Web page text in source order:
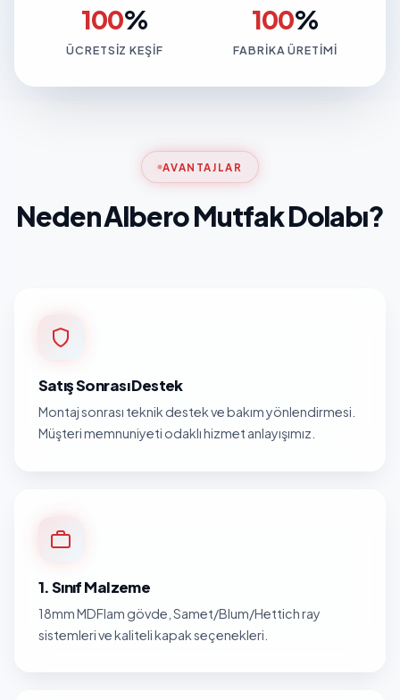
100%
ÜCRETSIZ KEŞIF
100%
FABRIKA ÜRETIMI
AVANTAJLAR
Neden Albero Mutfak Dolabı?
Satış Sonrası Destek
Montaj sonrası teknik destek ve bakım yönlendirmesi.
Müşteri memnuniyeti odaklı hizmet anlayışımız.
1. Sınıf Malzeme
18mm MDFlam gövde, Samet/Blum/Hettich ray
sistemleri ve kaliteli kapak seçenekleri.